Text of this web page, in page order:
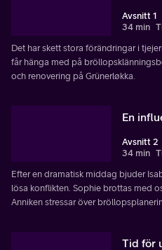
Avsnitt 1
34 min
Det har skett stora förändringar i
får hänga med på
och renovering på Grünerløkka.
En
Avsnitt 2
34 min
Efter en dramatisk middag bjuder
lösa konflikten. Sophie brottas med
Anniken stressar över
Tid för